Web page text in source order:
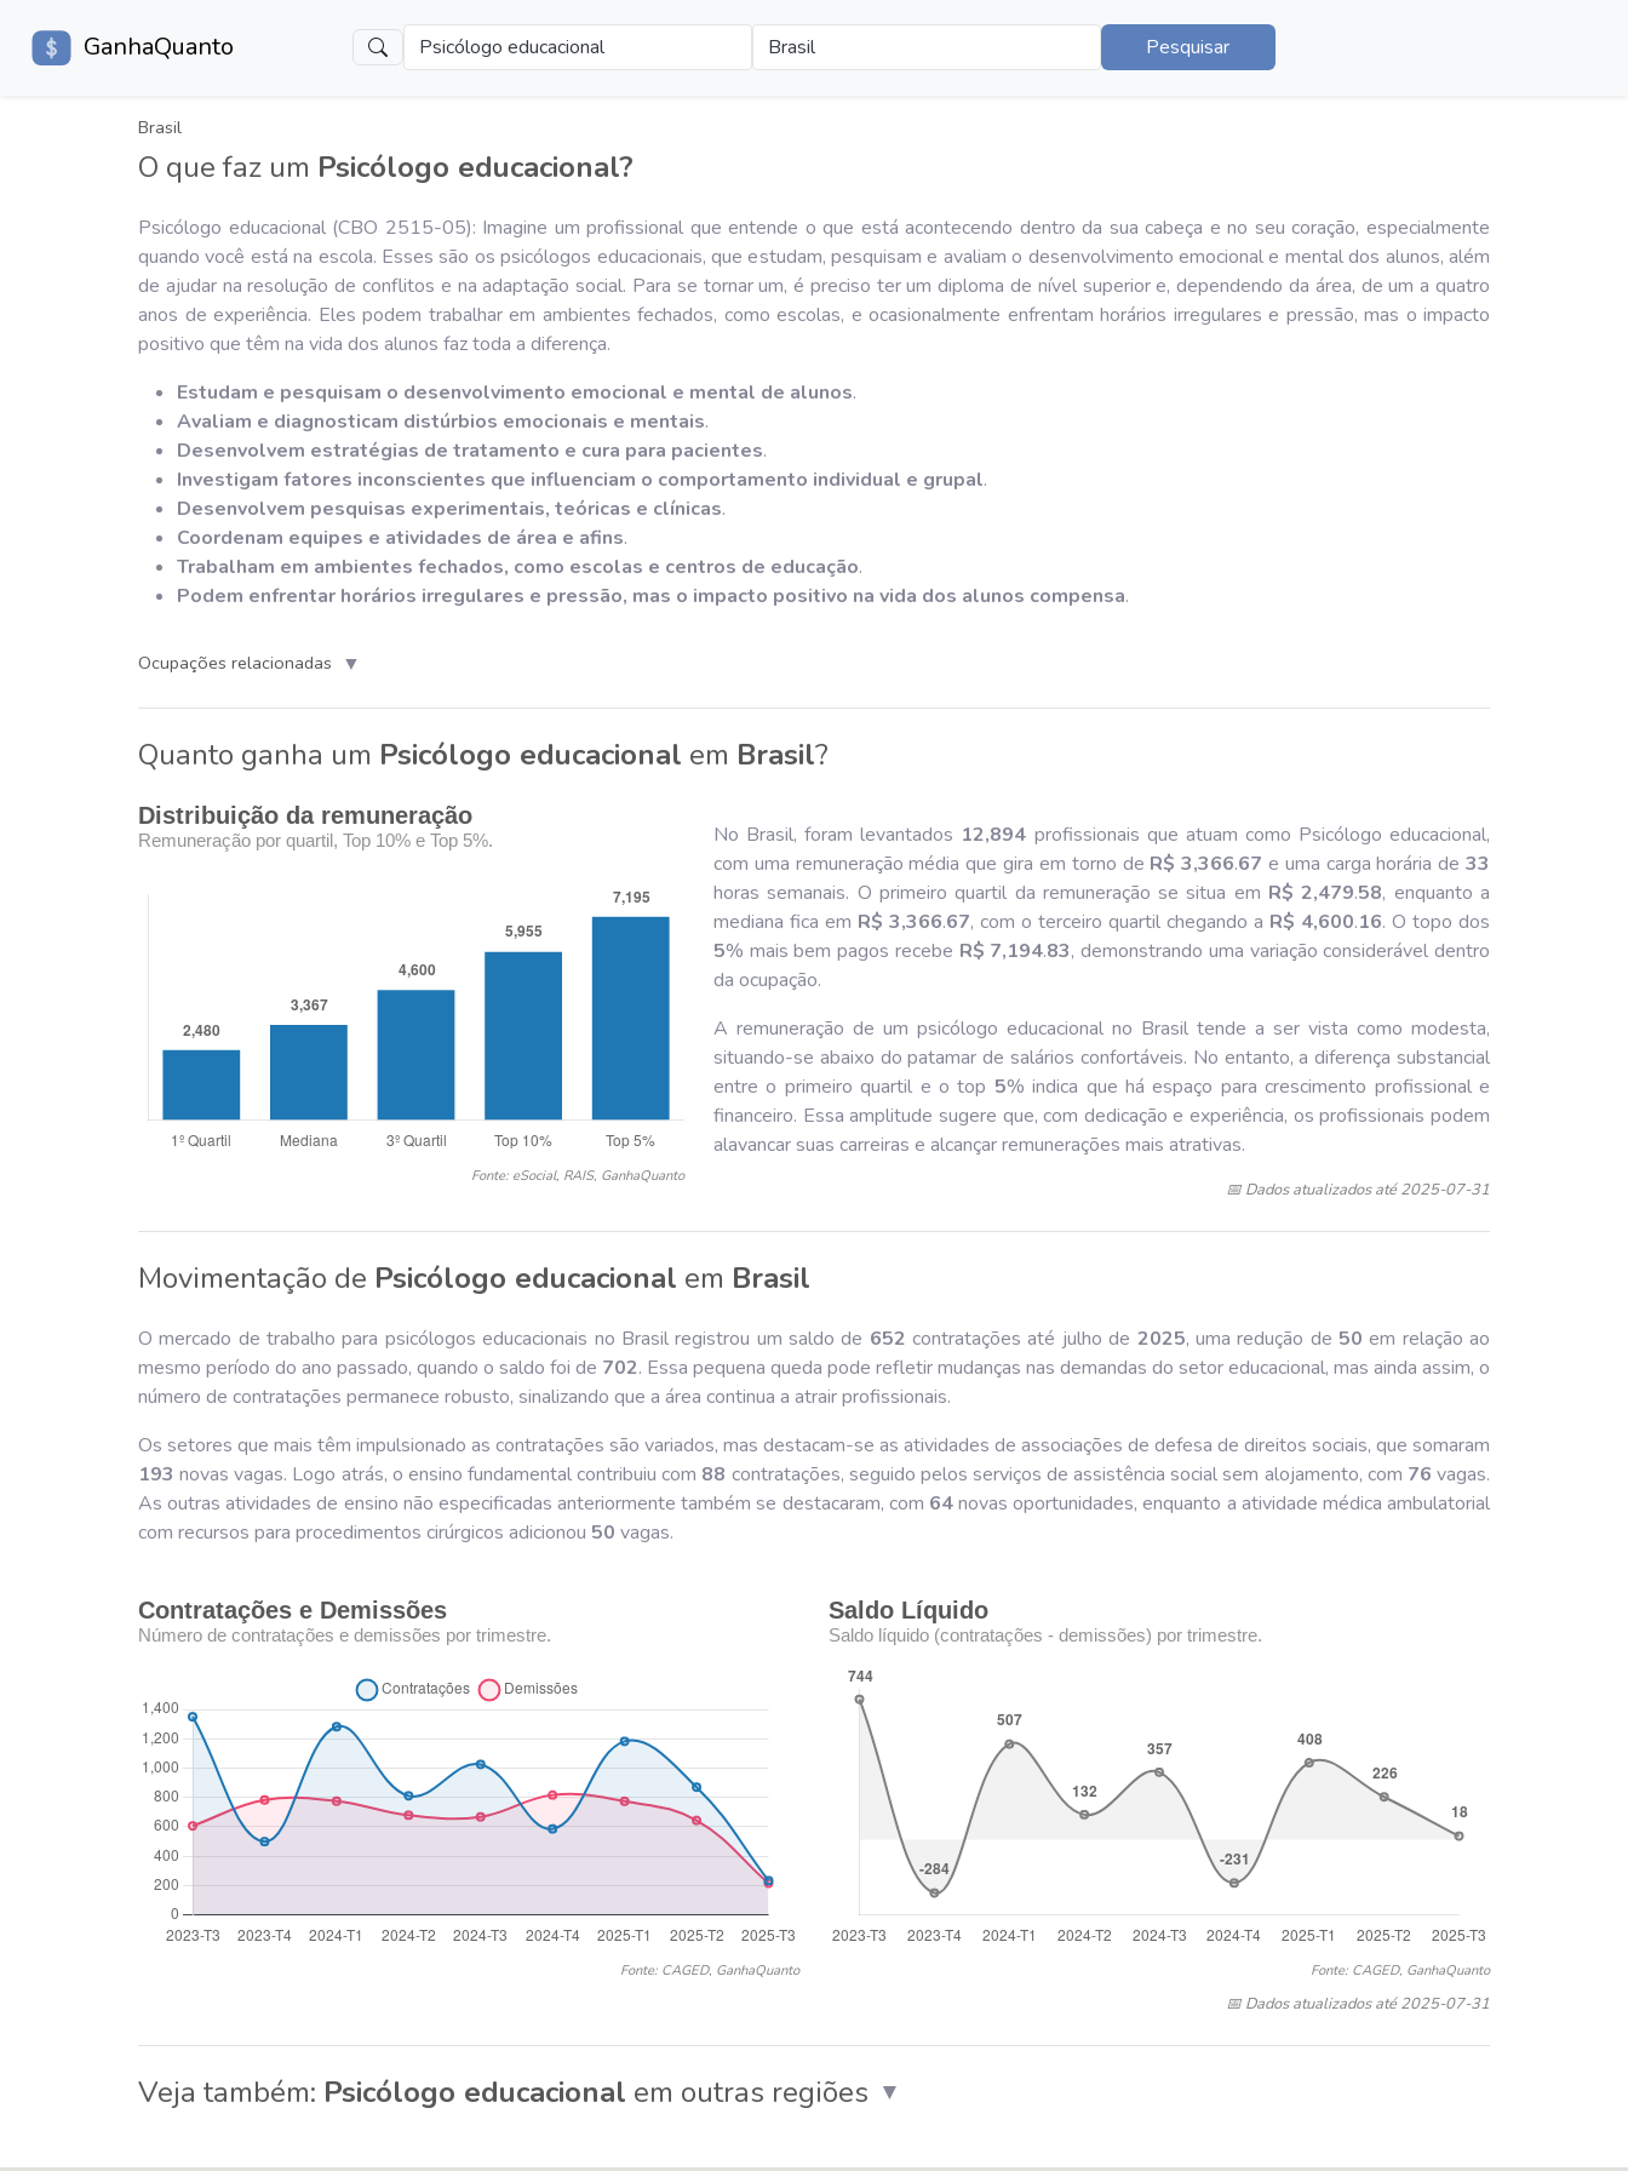
GanhaQuanto Psicólogo educacional Brasil Pesquisar
Brasil
O que faz um Psicólogo educacional?
Psicólogo educacional (CBO 2515-05): Imagine um profissional que entende o que está acontecendo dentro da sua cabeça e no seu coração, especialmente
quando você está na escola. Esses são os psicólogos educacionais, que estudam, pesquisam e avaliam o desenvolvimento emocional e mental dos alunos, além
de ajudar na resolução de conflitos e na adaptação social. Para se tornar um, é preciso ter um diploma de nível superior e, dependendo da área, de um a quatro
anos de experiência. Eles podem trabalhar em ambientes fechados, como escolas, e ocasionalmente enfrentam horários irregulares e pressão, mas o impacto
positivo que têm na vida dos alunos faz toda a diferença.
Estudam e pesquisam o desenvolvimento emocional e mental de alunos.
Avaliam e diagnosticam distúrbios emocionais e mentais.
Desenvolvem estratégias de tratamento e cura para pacientes.
Investigam fatores inconscientes que influenciam o comportamento individual e grupal.
Desenvolvem pesquisas experimentais, teóricas e clínicas.
Coordenam equipes e atividades de área e afins.
Trabalham em ambientes fechados, como escolas e centros de educação.
Podem enfrentar horários irregulares e pressão, mas o impacto positivo na vida dos alunos compensa.
Ocupações relacionadas ▼
Quanto ganha um Psicólogo educacional em Brasil?
Distribuição da remuneração
Remuneração por quartil, Top 10% e Top 5%.
Fonte: eSocial, RAIS, GanhaQuanto
No Brasil, foram levantados 12,894 profissionais que atuam como Psicólogo educacional,
com uma remuneração média que gira em torno de R$ 3,366.67 e uma carga horária de 33
horas semanais. O primeiro quartil da remuneração se situa em R$ 2,479.58, enquanto a
mediana fica em R$ 3,366.67, com o terceiro quartil chegando a R$ 4,600.16. O topo dos
5% mais bem pagos recebe R$ 7,194.83, demonstrando uma variação considerável dentro
da ocupação.
A remuneração de um psicólogo educacional no Brasil tende a ser vista como modesta,
situando-se abaixo do patamar de salários confortáveis. No entanto, a diferença substancial
entre o primeiro quartil e o top 5% indica que há espaço para crescimento profissional e
financeiro. Essa amplitude sugere que, com dedicação e experiência, os profissionais podem
alavancar suas carreiras e alcançar remunerações mais atrativas.
📅 Dados atualizados até 2025-07-31
Movimentação de Psicólogo educacional em Brasil
O mercado de trabalho para psicólogos educacionais no Brasil registrou um saldo de 652 contratações até julho de 2025, uma redução de 50 em relação ao
mesmo período do ano passado, quando o saldo foi de 702. Essa pequena queda pode refletir mudanças nas demandas do setor educacional, mas ainda assim, o
número de contratações permanece robusto, sinalizando que a área continua a atrair profissionais.
Os setores que mais têm impulsionado as contratações são variados, mas destacam-se as atividades de associações de defesa de direitos sociais, que somaram
193 novas vagas. Logo atrás, o ensino fundamental contribuiu com 88 contratações, seguido pelos serviços de assistência social sem alojamento, com 76 vagas.
As outras atividades de ensino não especificadas anteriormente também se destacaram, com 64novas oportunidades, enquanto a atividade médica ambulatorial
com recursos para procedimentos cirúrgicos adicionou 50 vagas.
Contratações e Demissões
Número de contratações e demissões por trimestre.
Fonte: CAGED, GanhaQuanto
Saldo Líquido
Saldo líquido (contratações - demissões) por trimestre.
Fonte: CAGED, GanhaQuanto
📅 Dados atualizados até 2025-07-31
Veja também: Psicólogo educacional em outras regiões ▼